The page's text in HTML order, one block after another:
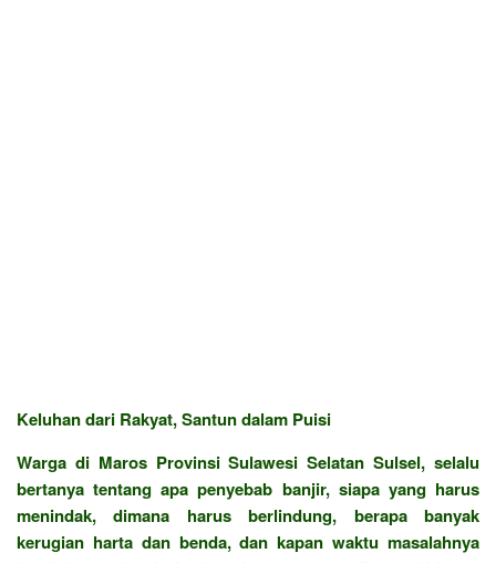
Keluhan dari Rakyat, Santun dalam Puisi
Warga di Maros Provinsi Sulawesi Selatan Sulsel, selalu
bertanya tentang apa penyebab banjir, siapa yang harus
menindak, dimana harus berlindung, berapa banyak
kerugian harta dan benda, dan kapan waktu masalahnya